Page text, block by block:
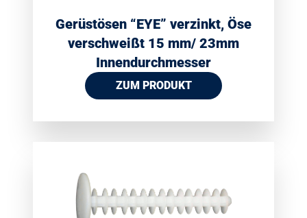
Gerüstösen “EYE” verzinkt, Öse
verschweißt 15 mm/ 23mm
Innendurchmesser
ZUM PRODUKT